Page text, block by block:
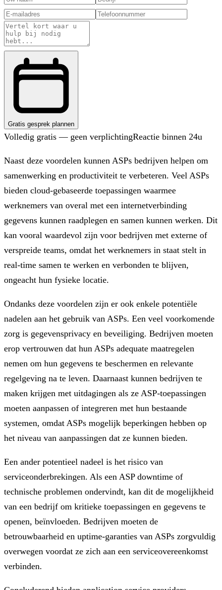
Gratis gesprek plannen
Volledig gratis — geen verplichtingReactie binnen 24u
Naast deze voordelen kunnen ASPs bedrijven helpen om
samenwerking en productiviteit te verbeteren. Veel ASPs
bieden cloud-gebaseerde toepassingen waarmee
werknemers van overal met een internetverbinding
gegevens kunnen raadplegen en samen kunnen werken. Dit
kan vooral waardevol zijn voor bedrijven met externe of
verspreide teams, omdat het werknemers in staat stelt in
real-time samen te werken en verbonden te blijven,
ongeacht hun fysieke locatie.
Ondanks deze voordelen zijn er ook enkele potentiële
nadelen aan het gebruik van ASPs. Een veel voorkomende
zorg is gegevensprivacy en beveiliging. Bedrijven moeten
erop vertrouwen dat hun ASPs adequate maatregelen
nemen om hun gegevens te beschermen en relevante
regelgeving na te leven. Daarnaast kunnen bedrijven te
maken krijgen met uitdagingen als ze ASP-toepassingen
moeten aanpassen of integreren met hun bestaande
systemen, omdat ASPs mogelijk beperkingen hebben op
het niveau van aanpassingen dat ze kunnen bieden.
Een ander potentieel nadeel is het risico van
serviceonderbrekingen. Als een ASP downtime of
technische problemen ondervindt, kan dit de mogelijkheid
van een bedrijf om kritieke toepassingen en gegevens te
openen, beïnvloeden. Bedrijven moeten de
betrouwbaarheid en uptime-garanties van ASPs zorgvuldig
overwegen voordat ze zich aan een serviceovereenkomst
verbinden.